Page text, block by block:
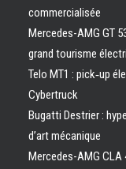
commercialisée
Mercedes-AMG GT
grand tourisme
Telo MT1 : pick‑up
Cybertruck
Bugatti Destrier :
d’art mécanique
Mercedes-AMG CLA